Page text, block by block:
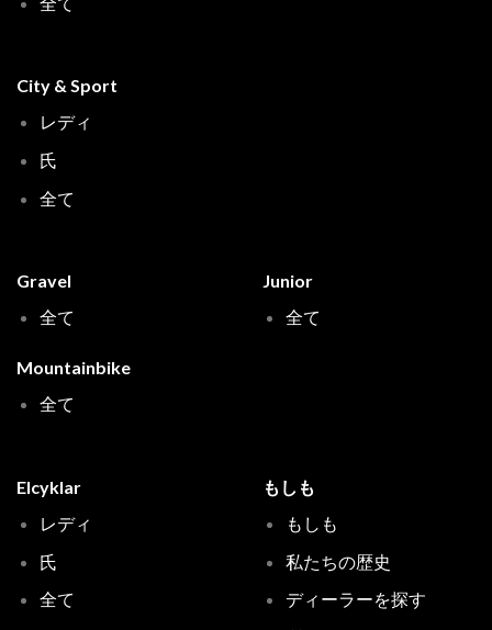
City & Sport
レディ
氏
全て
Gravel
全て
Mountainbike
全て
Junior
全て
Elcyklar
レディ
氏
全て
もしも
もしも
私たちの歴史
ディーラーを探す